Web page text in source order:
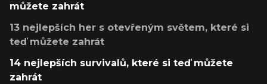
můžete zahrát
13 nejlepších her s otevřeným světem, které si
teď můžete zahrát
14 nejlepších survivalů, které si teď můžete
zahrát